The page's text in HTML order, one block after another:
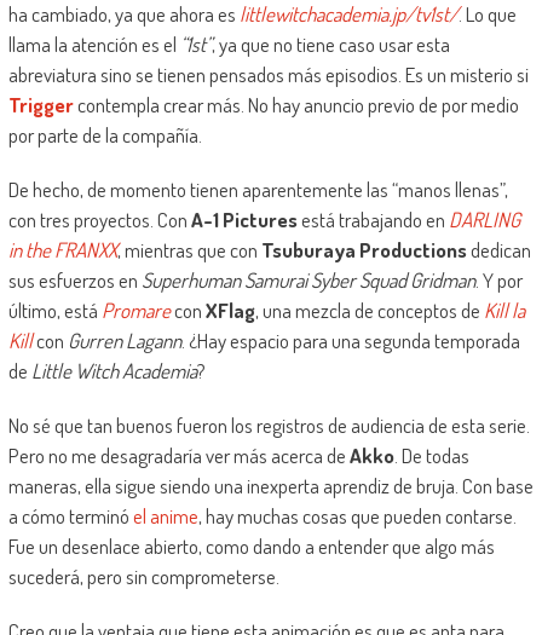
ha cambiado, ya que ahora es littlewitchacademia.jp/tv1st/. Lo que
llama la atención es el “1st”, ya que no tiene caso usar esta
abreviatura sino se tienen pensados más episodios. Es un misterio si
Triggercontempla crear más. No hay anuncio previo de por medio
por parte de la compañía.
De hecho, de momento tienen aparentemente las “manos llenas”,
con tres proyectos. ConA-1 Picturesestá trabajando en DARLING
in the FRANXX, mientras que con Tsuburaya Productionsdedican
sus esfuerzos en Superhuman Samurai Syber Squad Gridman. Y por
último, está PromareconXFlag, una mezcla de conceptos de Kill la
Killcon Gurren Lagann. ¿Hay espacio para una segunda temporada
de Little Witch Academia?
No sé que tan buenos fueron los registros de audiencia de esta serie.
Pero no me desagradaría ver más acerca deAkko. De todas
maneras, ella sigue siendo una inexperta aprendiz de bruja. Con base
a cómo terminóel anime, hay muchas cosas que pueden contarse.
Fue un desenlace abierto, como dando a entender que algo más
sucederá, pero sin comprometerse.